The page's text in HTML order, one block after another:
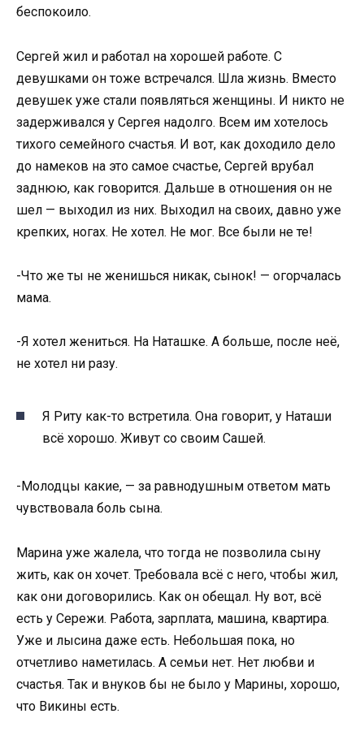
беспокоило.
Сергей жил и работал на хорошей работе. С
девушками он тоже встречался. Шла жизнь. Вместо
девушек уже стали появляться женщины. И никто не
задерживался у Сергея надолго. Всем им хотелось
тихого семейного счастья. И вот, как доходило дело
до намеков на это самое счастье, Сергей врубал
заднюю, как говорится. Дальше в отношения он не
шел — выходил из них. Выходил на своих, давно уже
крепких, ногах. Не хотел. Не мог. Все были не те!
-Что же ты не женишься никак, сынок! — огорчалась
мама.
-Я хотел жениться. На Наташке. А больше, после неё,
не хотел ни разу.
Я Риту как-то встретила. Она говорит, у Наташи
всё хорошо. Живут со своим Сашей.
-Молодцы какие, — за равнодушным ответом мать
чувствовала боль сына.
Марина уже жалела, что тогда не позволила сыну
жить, как он хочет. Требовала всё с него, чтобы жил,
как они договорились. Как он обещал. Ну вот, всё
есть у Сережи. Работа, зарплата, машина, квартира.
Уже и лысина даже есть. Небольшая пока, но
отчетливо наметилась. А семьи нет. Нет любви и
счастья. Так и внуков бы не было у Марины, хорошо,
что Викины есть.